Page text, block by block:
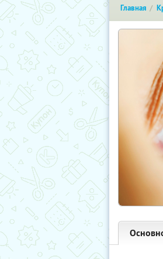
Главная